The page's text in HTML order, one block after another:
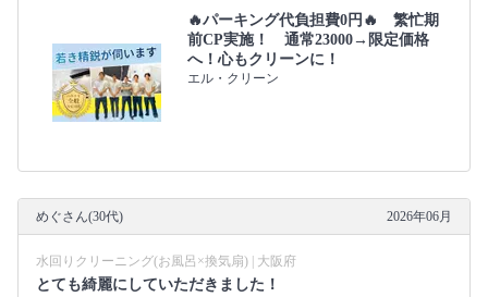
🔥パーキング代負担費0円🔥 繁忙期
前CP実施！ 通常23000→限定価格
へ！心もクリーンに！
エル・クリーン
めぐさん(30代) 2026年06月
水回りクリーニング(お風呂×換気扇) | 大阪府
とても綺麗にしていただきました！